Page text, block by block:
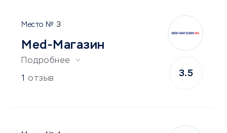
3
Med-Магазин
Подробнее
1 отзыв
3.5